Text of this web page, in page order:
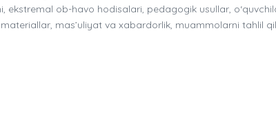
ekstremal ob-havo hodisalari, pedagogik usullar,
mas’uliyat va xabardorlik, muammolarni tahlil